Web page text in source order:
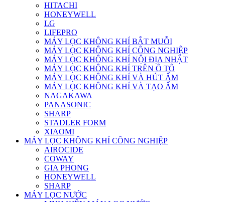
HITACHI
HONEYWELL
LG
LIFEPRO
MÁY LỌC KHÔNG KHÍ BẮT MUỖI
MÁY LỌC KHÔNG KHÍ CÔNG NGHIỆP
MÁY LỌC KHÔNG KHÍ NỘI ĐỊA NHẬT
MÁY LỌC KHÔNG KHÍ TRÊN Ô TÔ
MÁY LỌC KHÔNG KHÍ VÀ HÚT ẨM
MÁY LỌC KHÔNG KHÍ VÀ TẠO ẨM
NAGAKAWA
PANASONIC
SHARP
STADLER FORM
XIAOMI
MÁY LỌC KHÔNG KHÍ CÔNG NGHIỆP
AIROCIDE
COWAY
GIA PHONG
HONEYWELL
SHARP
MÁY LỌC NƯỚC